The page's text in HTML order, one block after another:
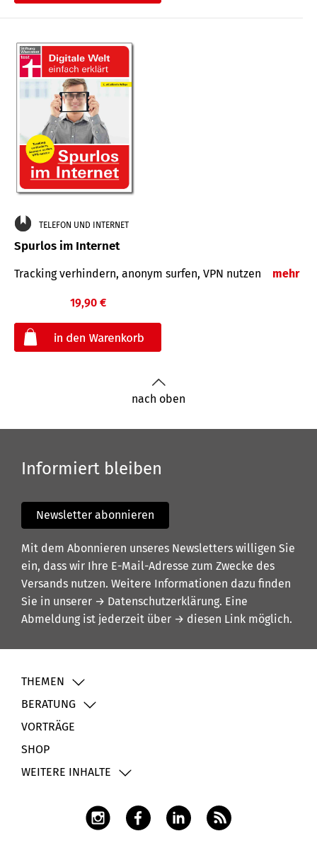
TELEFON UND INTERNET
Spurlos im Internet
Tracking verhindern, anonym surfen, VPN nutzen mehr
19,90 €
nach oben
Informiert bleiben
Newsletter abonnieren
Mit dem Abonnieren unseres Newsletters willigen Sie
ein, dass wir Ihre E-Mail-Adresse zum Zwecke des
Versands nutzen. Weitere Informationen dazu finden
Sie in unserer → Datenschutzerklärung. Eine
Abmeldung ist jederzeit über → diesen Link möglich.
THEMEN
BERATUNG
VORTRÄGE
SHOP
WEITERE INHALTE